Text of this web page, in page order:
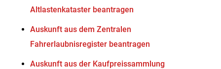
Altlastenkataster beantragen
Auskunft aus dem Zentralen
Fahrerlaubnisregister beantragen
Auskunft aus der Kaufpreissammlung